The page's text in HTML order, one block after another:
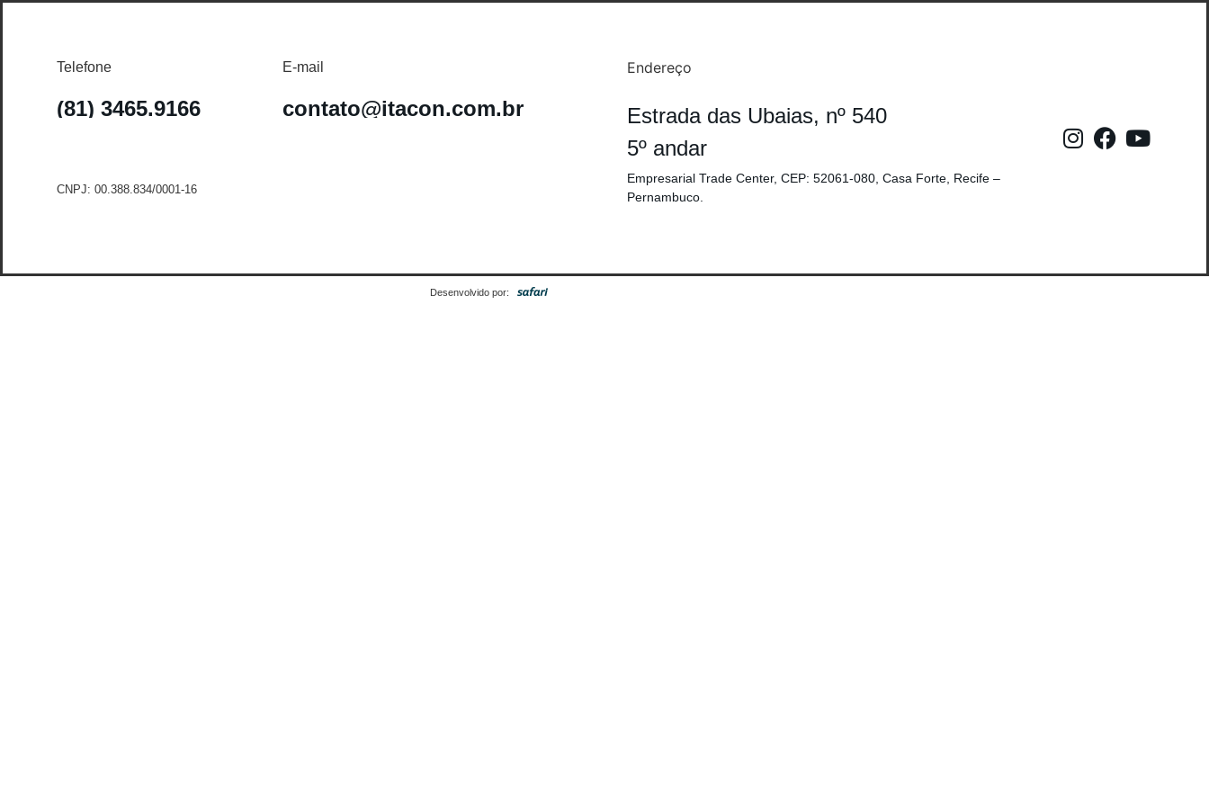
Telefone
(81) 3465.9166
CNPJ: 00.388.834/0001-16
E-mail
contato@itacon.com.br
Endereço
Estrada das Ubaias, nº 540
5º andar
Empresarial Trade Center, CEP: 52061-080, Casa Forte, Recife –
Pernambuco.
Desenvolvido por: